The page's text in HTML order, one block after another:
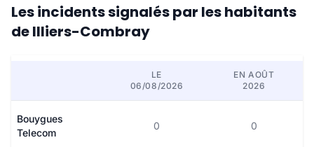
Les incidents signalés par les habitants
de Illiers-Combray
LE
06/08/2026
EN AOÛT
2026
Bouygues
Telecom
0 0